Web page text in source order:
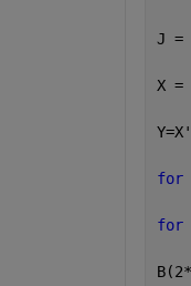
J =
X =
for
for